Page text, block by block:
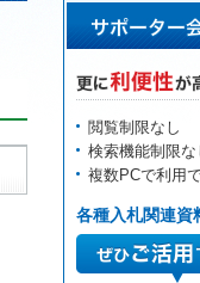
閲覧制限なし
検索機能制限な
複数PCで利用
各種入札関連資